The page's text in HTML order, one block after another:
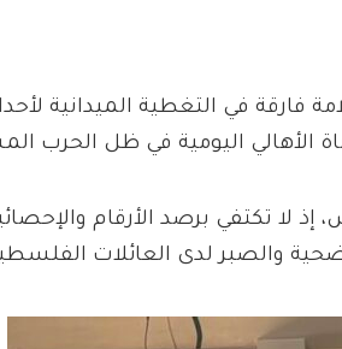
فارقة في التغطية الميدانية
الأهالي اليومية في ظل الحرب
إذ لا تكتفي برصد الأرقام
والصبر لدى العائلات